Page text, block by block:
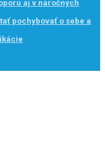
aj v náročných
pochybovať o sebe a